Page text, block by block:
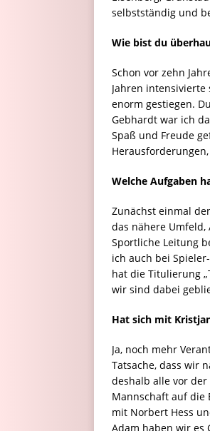
selbstständig und
Wie bist du
Schon vor zehn
Jahren
enorm gestiegen.
Gebhardt war ich
Spaß und Freude
Welche Aufgaben
Zunächst einmal
das nähere
Sportliche Leitung
ich auch bei
hat die Titulierung
wir sind dabei
Hat sich mit
Ja, noch mehr
Tatsache, dass wir
deshalb alle vor
Mannschaft auf die
mit Norbert Hess
Adam haben wir es